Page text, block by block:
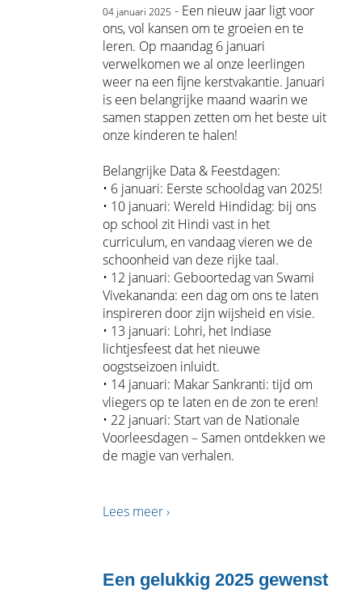
04 januari 2025 - Een nieuw jaar ligt voor
ons, vol kansen om te groeien en te
leren. Op maandag 6 januari
verwelkomen we al onze leerlingen
weer na een fijne kerstvakantie. Januari
is een belangrijke maand waarin we
samen stappen zetten om het beste uit
onze kinderen te halen!
Belangrijke Data & Feestdagen:
• 6 januari: Eerste schooldag van 2025!
• 10 januari: Wereld Hindidag: bij ons
op school zit Hindi vast in het
curriculum, en vandaag vieren we de
schoonheid van deze rijke taal.
• 12 januari: Geboortedag van Swami
Vivekananda: een dag om ons te laten
inspireren door zijn wijsheid en visie.
• 13 januari: Lohri, het Indiase
lichtjesfeest dat het nieuwe
oogstseizoen inluidt.
• 14 januari: Makar Sankranti: tijd om
vliegers op te laten en de zon te eren!
• 22 januari: Start van de Nationale
Voorleesdagen – Samen ontdekken we
de magie van verhalen.
Lees meer ›
Een gelukkig 2025 gewenst